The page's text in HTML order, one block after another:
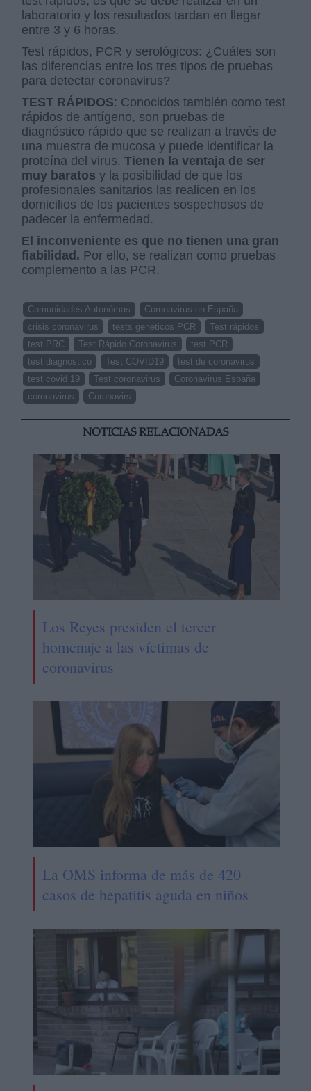
laboratorio y los resultados tardan en llegar
entre 3 y 6 horas.
Test rápidos, PCR y serológicos: ¿Cuáles son
las diferencias entre los tres tipos de pruebas
para detectar coronavirus?
TEST RÁPIDOS: Conocidos también como test
rápidos de antígeno, son pruebas de
diagnóstico rápido que se realizan a través de
una muestra de mucosa y puede identificar la
proteína del virus.Tienen la ventaja de ser
muy baratos y la posibilidad de que los
profesionales sanitarios las realicen en los
domicilios de los pacientes sospechosos de
padecer la enfermedad.
El inconveniente es que no tienen una gran
fiabilidad. Por ello, se realizan como pruebas
complemento a las PCR.
Comunidades Autonómas
Coronavirus en España
crisis coronavirus
tests genéticos PCR
Test rápidos
test PRC
Test Rápido Coronavirus
test PCR
test diagnostico
Test COVID19
test de coronavirus
test covid 19
Test coronavirus
Coronavirus España
coronavirus
Coronavirs
NOTICIAS RELACIONADAS
Los Reyes presiden el tercer
homenaje a las víctimas de
coronavirus
La OMS informa de más de 420
casos de hepatitis aguda en niños